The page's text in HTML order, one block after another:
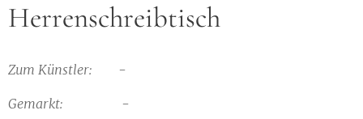
Herrenschreibtisch
Zum Künstler: -
Gemarkt: -